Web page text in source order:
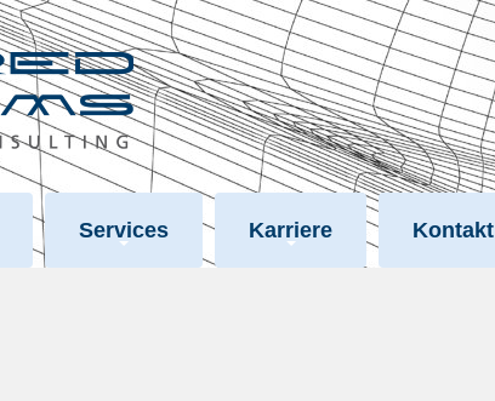
Services Karriere Kontakt